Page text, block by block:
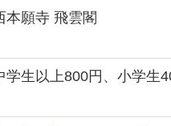
本願寺 飛雲閣
学生以上800円、小学生